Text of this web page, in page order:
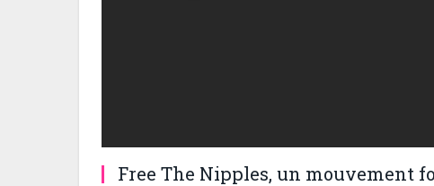
Free The Nipples, un mouvement